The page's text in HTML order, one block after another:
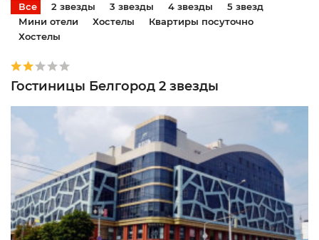
Все 2 звезды 3 звезды 4 звезды
5 звезд
Мини отели
Хостелы
Квартиры посуточно
Хостелы
Гостиницы Белгород 2 звезды